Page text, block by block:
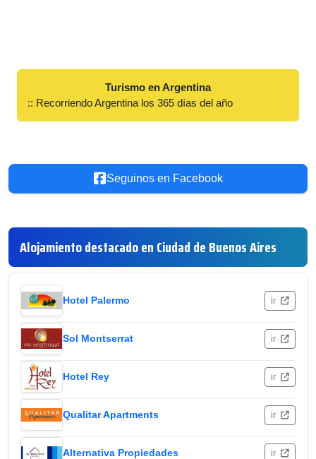
Turismo en Argentina
:: Recorriendo Argentina los 365 días del año
Seguinos en Facebook
Alojamiento destacado en Ciudad de Buenos Aires
Hotel Palermo ir
Sol Montserrat ir
Hotel Rey ir
Qualitar Apartments ir
Alternativa Propiedades ir